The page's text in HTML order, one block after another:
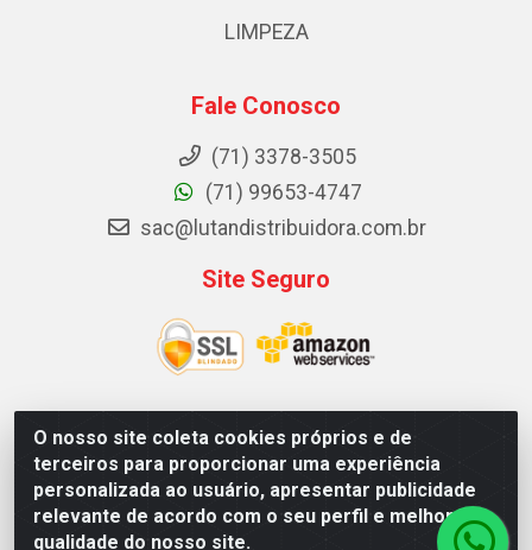
O nosso site coleta cookies próprios e de
terceiros para proporcionar uma experiência
personalizada ao usuário, apresentar publicidade
relevante de acordo com o seu perfil e melhorar a
qualidade do nosso site.
LIMPEZA
Fale Conosco
(71) 3378-3505
(71) 99653-4747
sac@lutandistribuidora.com.br
Site Seguro
Lutan Distribuidora - Rua Dr. Gerino Souza Filho, 1525 -
Itinga - Lauro de Freitas / BA - CEP 42700-000 - CNPJ
05.156.713/0001-62